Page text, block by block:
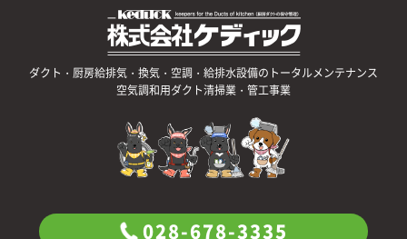
ダクト・厨房給排気・換気・空調・給排水設備のトータルメンテナンス
空気調和用ダクト清掃業・管工事業
028-678-3335